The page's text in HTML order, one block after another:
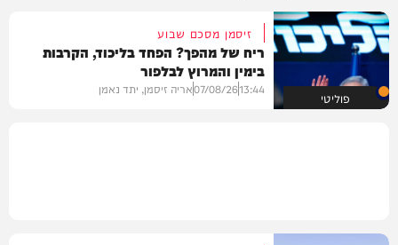
פוליטי
זיסמן מסכם שבוע
ריח של מהפך? הפחד בליכוד, הקרבות
בימין והמרוץ לבלפור
13:44
07/08/26אריה זיסמן, יתד נאמן